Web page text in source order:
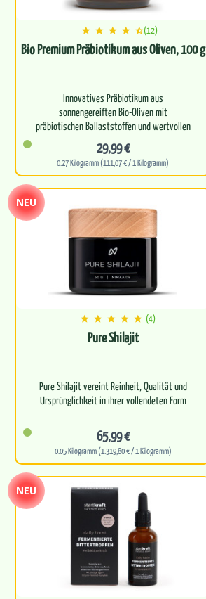
(12)
Bio Premium Präbiotikum aus Oliven, 100 g
Innovatives Präbiotikum aus
sonnengereiften Bio-Oliven mit
präbiotischen Ballaststoffen und wertvollen
Unterstüt…
29,99 €
0.27 Kilogramm (111,07 € / 1 Kilogramm)
NEU
(4)
Pure Shilajit
Pure Shilajit vereint Reinheit, Qualität und
Ursprünglichkeit in ihrer vollendeten Form
Edles Harz aus dem Himalaya wird…
65,99 €
0.05 Kilogramm (1.319,80 € / 1 Kilogramm)
NEU